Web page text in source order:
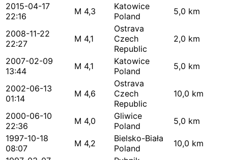
2015-04-17
22:16
M 4,3
Katowice
Poland
5,0 km
2008-11-22
22:27
M 4,1
Ostrava
Czech
Republic
2,0 km
2007-02-09
13:44
M 4,1
Katowice
Poland
5,0 km
2002-06-13
01:14
M 4,6
Ostrava
Czech
Republic
10,0 km
2000-06-10
22:36
M 4,0
Gliwice
Poland
5,0 km
1997-10-18
08:07
M 4,2
Bielsko-Biała
Poland
10,0 km